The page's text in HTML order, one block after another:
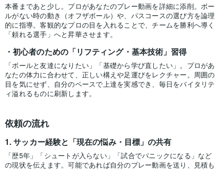
本番まであと少し。プロがあなたのプレー動画を詳細に添削。ボー
ルがない時の動き（オフザボール）や、パスコースの選び方を論理
的に指導。客観的なプロの目を入れることで、チームを勝利へ導く
「頼れる選手」へと昇華させます。
初心者のための「リフティング・基本技術」習得
「ボールと友達になりたい」「基礎から学び直したい」。プロがあ
なたの体力に合わせて、正しい構えや足運びをレクチャー。周囲の
目を気にせず、自分のペースで上達を実感でき、毎日をバイタリテ
ィ溢れるものに刷新します。
依頼の流れ
サッカー経験と「現在の悩み・目標」の共有
「歴5年」「シュートが入らない」「試合でパニックになる」など
の現状を伝えます。可能であれば自分のプレー動画を送り、見積も